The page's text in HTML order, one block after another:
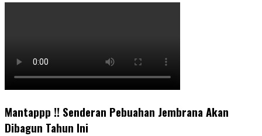
Mantappp !! Senderan Pebuahan Jembrana Akan
Dibagun Tahun Ini